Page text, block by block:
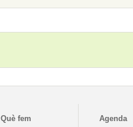
Què fem Agenda